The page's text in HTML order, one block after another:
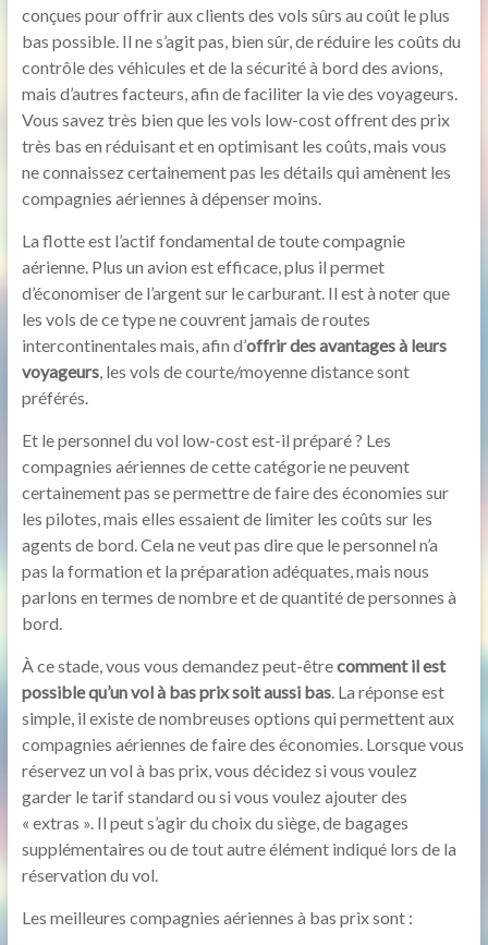
conçues pour offrir aux clients des vols sûrs au coût le plus
bas possible. Il ne s’agit pas, bien sûr, de réduire les coûts du
contrôle des véhicules et de la sécurité à bord des avions,
mais d’autres facteurs, afin de faciliter la vie des voyageurs.
Vous savez très bien que les vols low-cost offrent des prix
très bas en réduisant et en optimisant les coûts, mais vous
ne connaissez certainement pas les détails qui amènent les
compagnies aériennes à dépenser moins.
La flotte est l’actif fondamental de toute compagnie
aérienne. Plus un avion est efficace, plus il permet
d’économiser de l’argent sur le carburant. Il est à noter que
les vols de ce type ne couvrent jamais de routes
intercontinentales mais, afin d’offrir des avantages à leurs
voyageurs, les vols de courte/moyenne distance sont
préférés.
Et le personnel du vol low-cost est-il préparé ? Les
compagnies aériennes de cette catégorie ne peuvent
certainement pas se permettre de faire des économies sur
les pilotes, mais elles essaient de limiter les coûts sur les
agents de bord. Cela ne veut pas dire que le personnel n’a
pas la formation et la préparation adéquates, mais nous
parlons en termes de nombre et de quantité de personnes à
bord.
À ce stade, vous vous demandez peut-êtrecomment il est
possible qu’un vol à bas prix soit aussi bas. La réponse est
simple, il existe de nombreuses options qui permettent aux
compagnies aériennes de faire des économies. Lorsque vous
réservez un vol à bas prix, vous décidez si vous voulez
garder le tarif standard ou si vous voulez ajouter des
« extras ». Il peut s’agir du choix du siège, de bagages
supplémentaires ou de tout autre élément indiqué lors de la
réservation du vol.
Les meilleures compagnies aériennes à bas prix sont :